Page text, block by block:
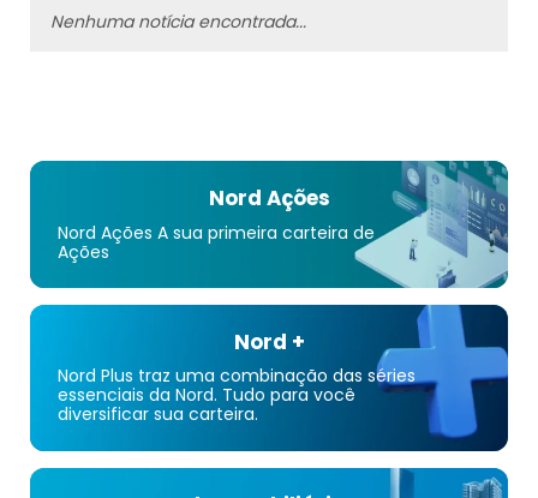
Nenhuma notícia encontrada...
Nord Ações
Nord Ações A sua primeira carteira de
Ações
Nord +
Nord Plus traz uma combinação das séries
essenciais da Nord. Tudo para você
diversificar sua carteira.